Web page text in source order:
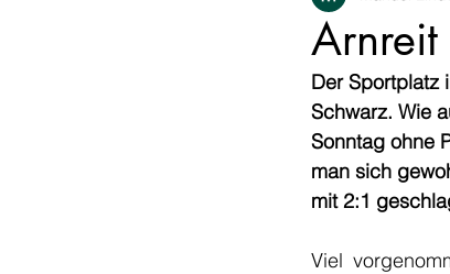
Der Sportplatz
Schwarz. Wie
Sonntag ohne
man sich
mit 2:1
Viel